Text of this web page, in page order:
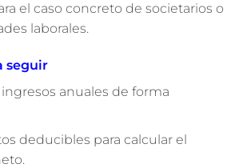
el caso concreto de societarios o
laborales.
seguir
anuales de forma
deducibles para calcular el